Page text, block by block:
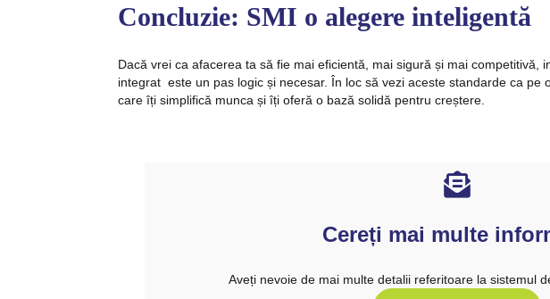
Concluzie: SMI o alegere inteligentă
Dacă vrei ca afacerea ta să fie mai eficientă, mai sigură și mai competitivă,
integrat este un pas logic și necesar. În loc să vezi aceste standarde ca pe
care îți simplifică munca și îți oferă o bază solidă pentru creștere.
Cereți mai multe
Aveți nevoie de mai multe detalii referitoare la sistemul